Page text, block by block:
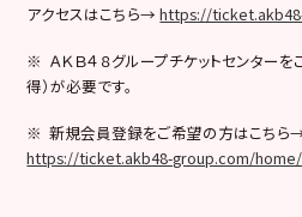
アクセスはこちら→https://
※ ＡＫＢ４８グループチケットセンターを
得）が必要です。
※ 新規会員登録をご希望の方はこちら
https://ticket.akb48-group.com/